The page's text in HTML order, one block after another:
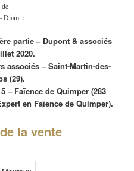
de
Diam. :
partie – Dupont & associés
2020.
associés – Saint-Martin-des-
(29).
– Faïence de Quimper (283
en Faïence de Quimper).
la vente